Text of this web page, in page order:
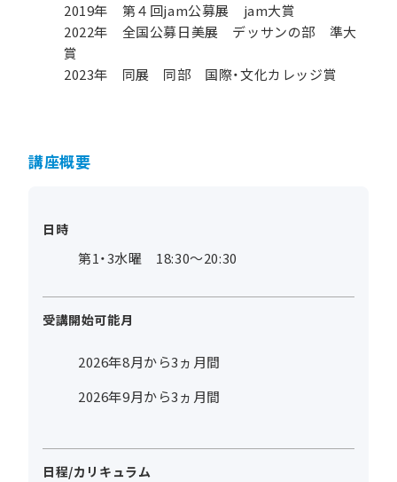
2019年 第４回jam公募展 jam大賞
2022年 全国公募日美展 デッサンの部 準大
賞
2023年 同展 同部 国際・文化カレッジ賞
講座概要
日時
第1・3水曜 18:30～20:30
受講開始可能月
2026年8月から3ヵ月間
2026年9月から3ヵ月間
日程/カリキュラム